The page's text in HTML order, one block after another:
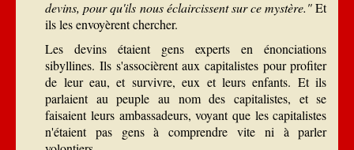
devins, pour qu'ils nous éclaircissent sur ce mystère."Et
ils les envoyèrent chercher.
Les devins étaient gens experts en énonciations
sibyllines. Ils s'associèrent aux capitalistes pour profiter
de leur eau, et survivre, eux et leurs enfants. Et ils
parlaient au peuple au nom des capitalistes, et se
faisaient leurs ambassadeurs, voyant que les capitalistes
n'étaient pas gens à comprendre vite ni à parler